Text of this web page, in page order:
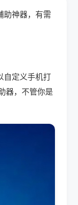
助神器，有需
自定义手机打
器，不管你是